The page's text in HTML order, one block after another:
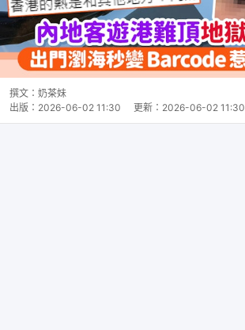
撰文： 奶茶妹
出版： 2026-06-02 11:30 更新： 2026-06-02 11:30